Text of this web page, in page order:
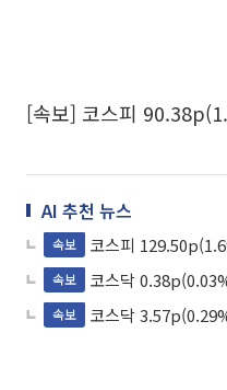
[속보] 코스피
AI 추천 뉴스
속보 코스피
속보 코스닥
속보 코스닥